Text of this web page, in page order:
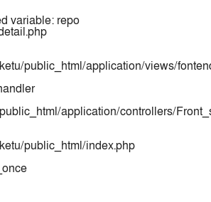
variable: repo
public_html/application/views/
application/controllers/
public_html/index.php